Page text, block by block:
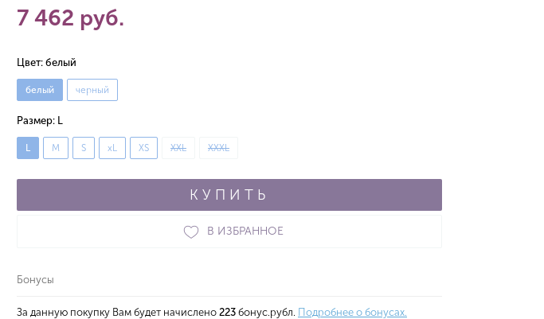
7 462 руб.
Цвет: белый
белый черный
Размер: L
L M S xL XS XXL XXXL
КУПИТЬ
В ИЗБРАННОЕ
Бонусы
За данную покупку Вам будет начислено 223 бонус.рубл. Подробнее о бонусах.